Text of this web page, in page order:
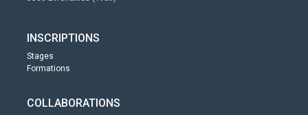
INSCRIPTIONS
Stages
Formations
COLLABORATIONS